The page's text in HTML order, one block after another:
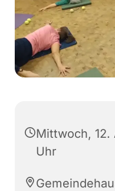
Mittwoch, 12.
Uhr